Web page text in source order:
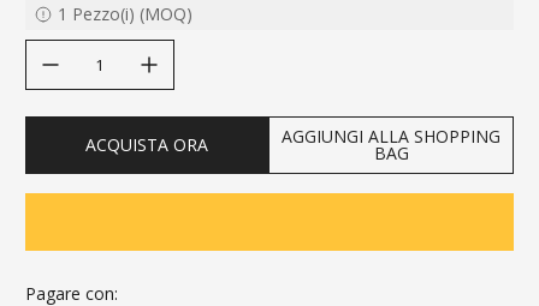
1 Pezzo(i) (MOQ)
ACQUISTA ORA AGGIUNGI ALLA SHOPPING
BAG
Pagare con: